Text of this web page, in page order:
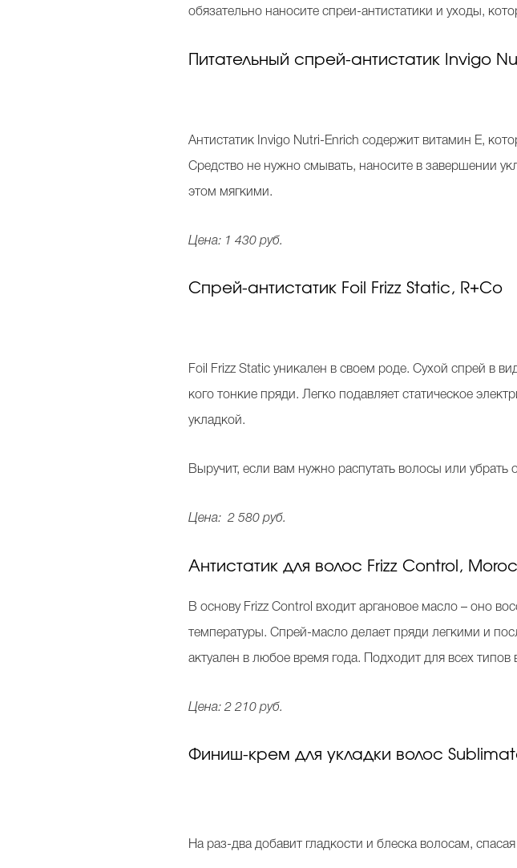
обязательно наносите спреи-антистатики и уходы,
Питательный спрей-антистатик Invigo
Антистатик Invigo Nutri-Enrich содержит витамин Е,
Средство не нужно смывать, наносите в завершении
этом мягкими.
Цена: 1 430 руб.
Спрей-антистатик Foil Frizz Static, R+Co
Foil Frizz Static уникален в своем роде. Сухой спрей в
кого тонкие пряди. Легко подавляет статическое
укладкой.
Выручит, если вам нужно распутать волосы или убрать
Цена: 2 580 руб.
Антистатик для волос Frizz Control,
В основу Frizz Control входит аргановое масло – оно
температуры. Спрей-масло делает пряди легкими и
актуален в любое время года. Подходит для всех типов
Цена: 2 210 руб.
Финиш-крем для укладки волос
На раз-два добавит гладкости и блеска волосам,